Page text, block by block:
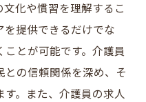
なきめ細やかなケア
の持続可能なサービ
化や慣習を理解するこ
を提供できるだけでな
とが可能です。介護員
との信頼関係を深め、そ
。また、介護員の求人